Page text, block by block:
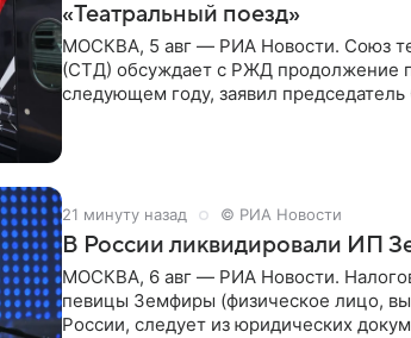
«Театральный поезд»
МОСКВА, 5 авг — РИА Новости. Союз
(СТД) обсуждает с РЖД продолжение
следующем году, заявил
21 минуту назад © РИА Новости
В России ликвидировали ИП
МОСКВА, 6 авг — РИА Новости.
певицы Земфиры (физическое лицо,
России, следует из юридических